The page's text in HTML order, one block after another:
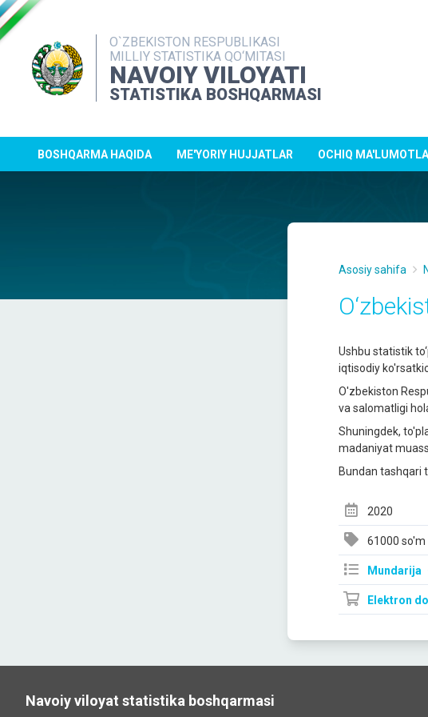
O`ZBEKISTON RESPUBLIKASI
MILLIY STATISTIKA QO‘MITASI
NAVOIY VILOYATI
STATISTIKA BOSHQARMASI
BOSHQARMA HAQIDA ME'YORIY HUJJATLAR OCHIQ
Asosiy sahifa
Ushbu statistik
iqtisodiy
O'zbekiston
va salomatligi
Shuningdek,
madaniyat
Bundan tashqari
2020
61000 so'm
Mundarija
Elektron
Navoiy viloyat statistika boshqarmasi